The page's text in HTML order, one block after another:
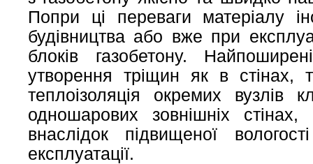
Попри ці переваги матеріалу
будівництва або вже при
блоків газобетону.
утворення тріщин як в стінах,
теплоізоляція окремих вузлів
одношарових зовнішніх стінах,
внаслідок підвищеної
експлуатації.